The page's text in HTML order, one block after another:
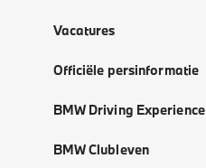
Vacatures
Officiële persinformatie
BMW Driving Experience
BMW Clubleven